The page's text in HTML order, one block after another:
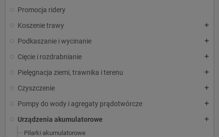
Promocja ridery
Koszenie trawy
add
Podkaszanie i wycinanie add
Cięcie i rozdrabnianie add
Pielęgnacja ziemi, trawnika i terenu add
Czyszczenie add
Pompy do wody i agregaty prądotwórcze add
Urządzenia akumulatorowe add
Pilarki akumulatorowe